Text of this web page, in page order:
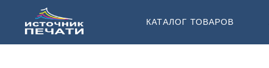
КАТАЛОГ ТОВАРОВ